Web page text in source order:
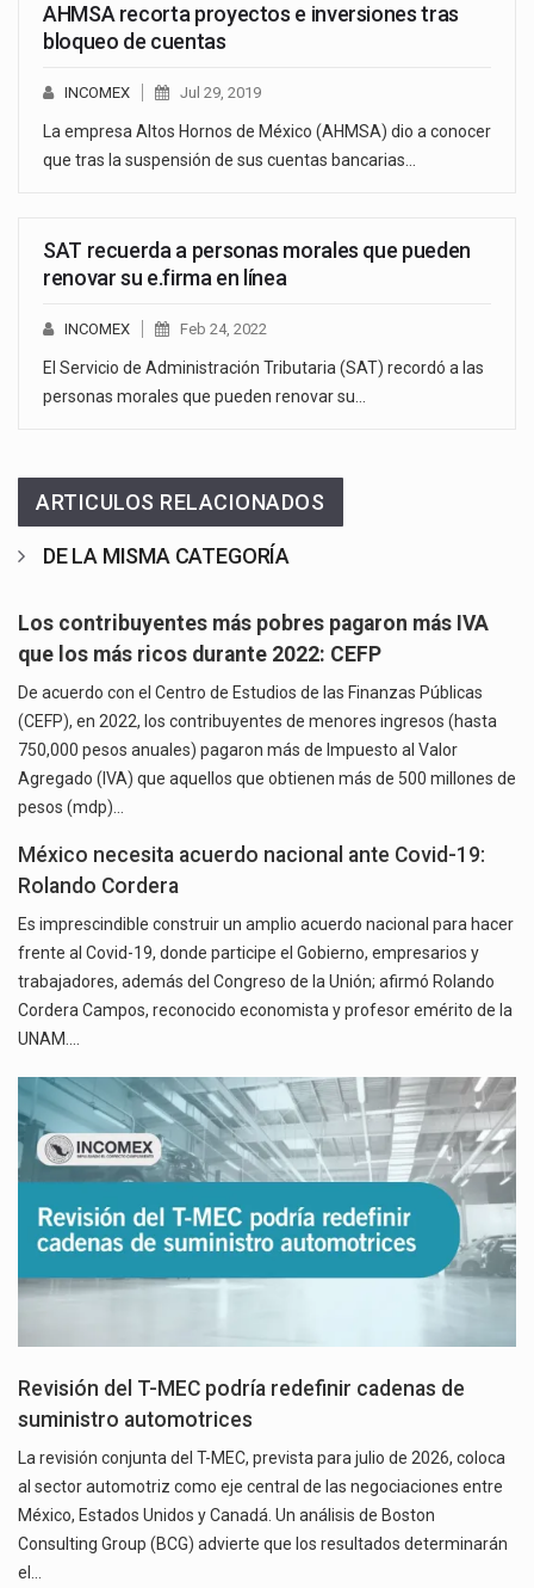
AHMSA recorta proyectos e inversiones tras
bloqueo de cuentas
INCOMEX Jul 29, 2019
La empresa Altos Hornos de México (AHMSA) dio a conocer
que tras la suspensión de sus cuentas bancarias…
SAT recuerda a personas morales que pueden
renovar su e.firma en línea
INCOMEX Feb 24, 2022
El Servicio de Administración Tributaria (SAT) recordó a las
personas morales que pueden renovar su…
ARTICULOS RELACIONADOS
DE LA MISMA CATEGORÍA
Los contribuyentes más pobres pagaron más IVA
que los más ricos durante 2022: CEFP
De acuerdo con el Centro de Estudios de las Finanzas Públicas
(CEFP), en 2022, los contribuyentes de menores ingresos (hasta
750,000 pesos anuales) pagaron más de Impuesto al Valor
Agregado (IVA) que aquellos que obtienen más de 500 millones de
pesos (mdp)…
México necesita acuerdo nacional ante Covid-19:
Rolando Cordera
Es imprescindible construir un amplio acuerdo nacional para hacer
frente al Covid-19, donde participe el Gobierno, empresarios y
trabajadores, además del Congreso de la Unión; afirmó Rolando
Cordera Campos, reconocido economista y profesor emérito de la
UNAM.…
Revisión del T-MEC podría redefinir cadenas de
suministro automotrices
La revisión conjunta del T-MEC, prevista para julio de 2026, coloca
al sector automotriz como eje central de las negociaciones entre
México, Estados Unidos y Canadá. Un análisis de Boston
Consulting Group (BCG) advierte que los resultados determinarán
el…